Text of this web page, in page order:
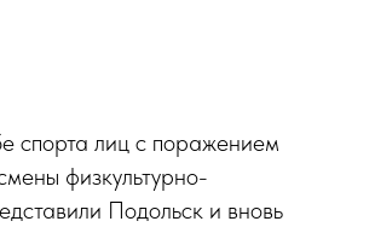
спорта лиц с поражением
физкультурно-
Подольск и вновь